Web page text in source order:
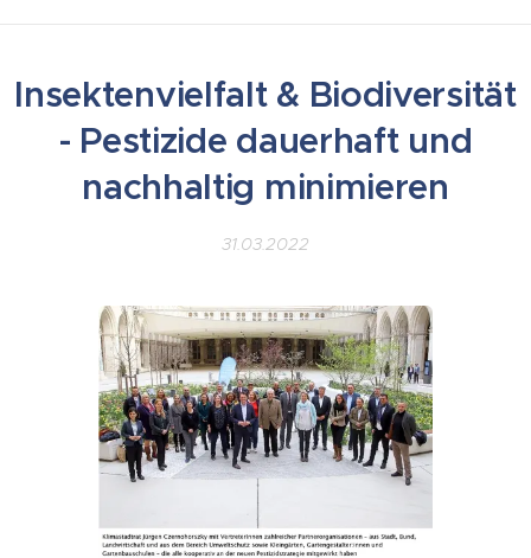
Insektenvielfalt & Biodiversität
- Pestizide dauerhaft und
nachhaltig minimieren
31.03.2022